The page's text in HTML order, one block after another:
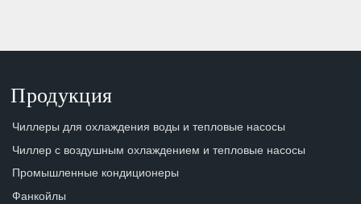
Продукция
Чиллеры для охлаждения воды и тепловые насосы
Чиллер с воздушным охлаждением и тепловые насосы
Промышленные кондиционеры
Фанкойлы